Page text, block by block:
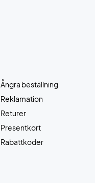
Ångra beställning
Reklamation
Returer
Presentkort
Rabattkoder